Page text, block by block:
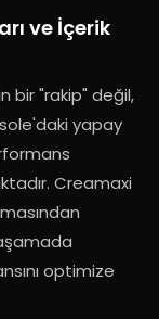
ve İçerik
bir "rakip" değil,
yapay
. Creamaxi
optimize